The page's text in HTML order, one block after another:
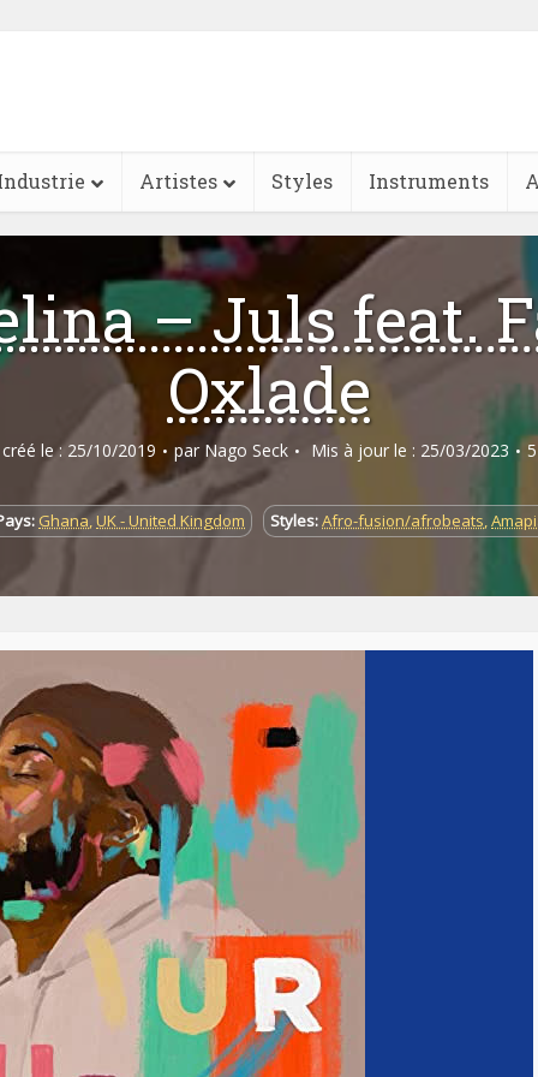
Artistes Styles Instruments
– Juls feat.
Oxlade
le : 25/10/2019 par Nago Seck Mis à jour le : 25/03/2023
Ghana,UK - United Kingdom Styles:Afro-fusion/afrobeats,